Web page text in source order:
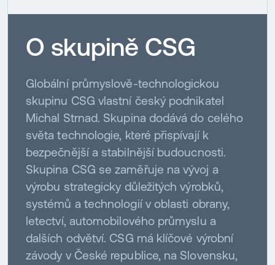
O skupině CSG
Globální průmyslově-technologickou
skupinu CSG vlastní český podnikatel
Michal Strnad. Skupina dodává do celého
světa technologie, které přispívají k
bezpečnější a stabilnější budoucnosti.
Skupina CSG se zaměřuje na vývoj a
výrobu strategicky důležitých výrobků,
systémů a technologií v oblasti obrany,
letectví, automobilového průmyslu a
dalších odvětví. CSG má klíčové výrobní
závody v České republice, na Slovensku,